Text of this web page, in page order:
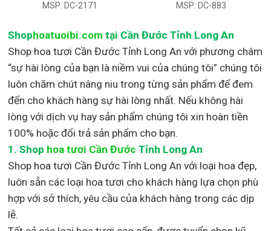
MSP: DC-2171
MSP: DC-883
Shophoatuoibi.com tại Cần Đước Tỉnh Long An
Shop hoa tươi Cần Đước Tỉnh Long An với phương châm
“sự hài lòng của bạn là niềm vui của chúng tôi” chúng tôi
luôn chăm chút nâng niu trong từng sản phẩm để đem
đến cho khách hàng sự hài lòng nhất. Nếu không hài
lòng với dịch vụ hay sản phẩm chúng tôi xin hoàn tiền
100% hoặc đổi trả sản phẩm cho bạn.
1.Shop hoa tươi Cần Đước Tỉnh Long An
Shop hoa tươi Cần Đước Tỉnh Long An với loại hoa đẹp,
luôn sẵn các loại hoa tươi cho khách hàng lựa chọn phù
hợp với sở thích, yêu cầu của khách hàng trong các dịp
lễ.